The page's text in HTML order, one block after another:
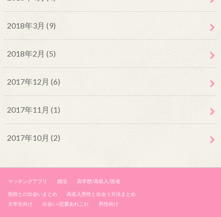
2018年3月 (9)
2018年2月 (5)
2017年12月 (6)
2017年11月 (1)
2017年10月 (2)
マッチングアプリ 婚活 高学歴/高収入/医者
医師との出会いまとめ
高収入男性と出会う方法まとめ
大学生向け
出会い/恋愛あれこれ 男性向け